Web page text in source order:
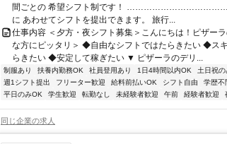
間ごとの 希望シフト制です！ …………………………………
に あわせてシフトを提出できます。 旅行...
仕事内容 ＜夕方・夜シフト募集＞こんにちは！ピザー
な方にピッタリ＞ ◆自由なシフトではたらきたい ◆ス
らきたい ◆安定して稼ぎたい ▼ ピザーラのデリ...
制服あり 扶養内勤務OK 社員登用あり 1日4時間以内OK 土日祝の
週1シフト提出
フリーター歓迎 給料前払いOK シフト自由 学歴不
平日のみOK
学生歓迎 転勤なし 未経験者歓迎 午前 経験者歓迎
同じ企業の求人